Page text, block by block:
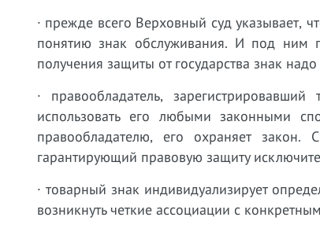
· прежде всего Верховный суд указывает,
понятию знак обслуживания. И под ним
получения защиты от государства знак
· правообладатель,
использовать его любыми законными
правообладателю, его охраняет закон.
гарантирующий правовую защиту
· товарный знак индивидуализирует
возникнуть четкие ассоциации с